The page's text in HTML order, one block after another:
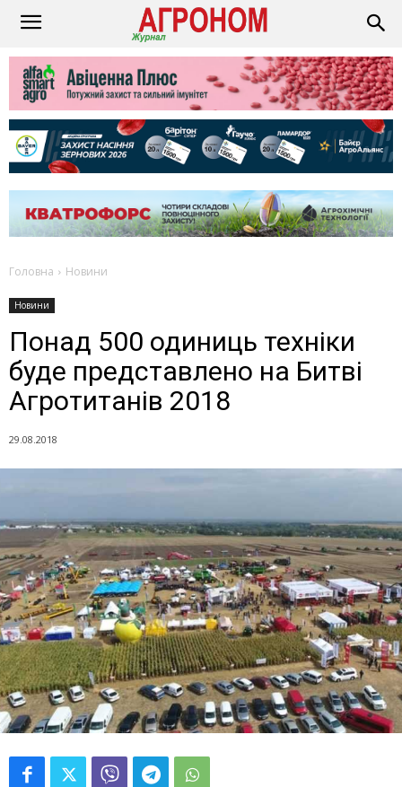
Головна Новини
Новини
Понад 500 одиниць техніки
буде представлено на Битві
Агротитанів 2018
29.08.2018